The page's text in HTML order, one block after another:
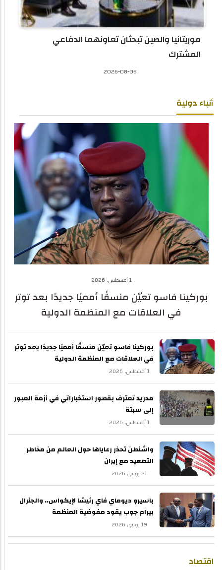
موريتانيا والصين تبحثان تعاونهما الدفاعي
المشترك
2026-08-06
أنباء دولية
1 أغسطس, 2026
بوركينا فاسو تعيّن منسقًا أمميًا جديدًا بعد توتر
في العلاقات مع المنظمة الدولية
بوركينا فاسو تعيّن منسقًا أمميًا جديدًا بعد توتر
في العلاقات مع المنظمة الدولية
1 أغسطس, 2026
مدريد تعترف بقصور استخباراتي في أزمة العبور
إلى سبتة
1 أغسطس, 2026
واشنطن تحذر رعاياها حول العالم من مخاطر
التصعيد مع إيران
21 يوليو, 2026
باسيرو ديوماي فاي رئيسًا لإيكواس.. والجنرال
بيرام جوب يقود مفوضية المنظمة
19 يوليو, 2026
اقتصاد